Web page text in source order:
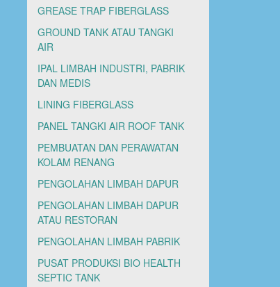
GREASE TRAP FIBERGLASS
GROUND TANK ATAU TANGKI
AIR
IPAL LIMBAH INDUSTRI, PABRIK
DAN MEDIS
LINING FIBERGLASS
PANEL TANGKI AIR ROOF TANK
PEMBUATAN DAN PERAWATAN
KOLAM RENANG
PENGOLAHAN LIMBAH DAPUR
PENGOLAHAN LIMBAH DAPUR
ATAU RESTORAN
PENGOLAHAN LIMBAH PABRIK
PUSAT PRODUKSI BIO HEALTH
SEPTIC TANK